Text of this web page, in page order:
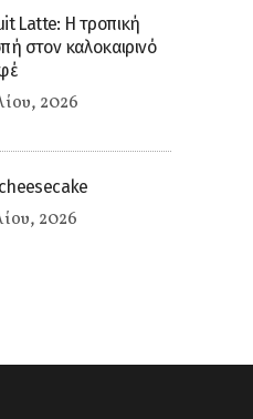
Latte: Η τροπική
στον καλοκαιρινό
2026
2026